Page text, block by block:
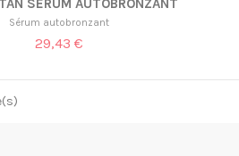
SÉRUM AUTOBRONZANT
Sérum autobronzant
29,43 €